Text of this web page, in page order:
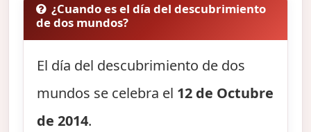
¿Cuando es el día del descubrimiento
de dos mundos?
El día del descubrimiento de dos
mundos se celebra el 12 de Octubre
de 2014.